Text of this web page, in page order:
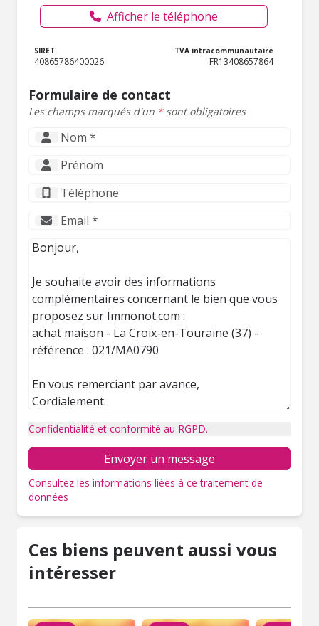
Afficher le téléphone
SIRET
40865786400026
TVA intracommunautaire
FR13408657864
Formulaire de contact
Les champs marqués d'un *sont obligatoires
Confidentialité et conformité au RGPD.
Envoyer un message
Consultez les informations liées à ce traitement de
données
Ces biens peuvent aussi vous
intéresser